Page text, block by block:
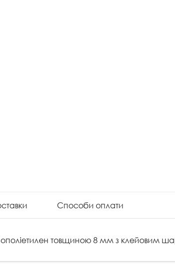
Способи оплати
товщиною 8 мм з клейовим